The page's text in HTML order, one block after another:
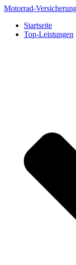
Zum
springen
Motorrad-
Startseite
Top-Leistungen